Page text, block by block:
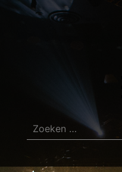
Zoeken
naar: